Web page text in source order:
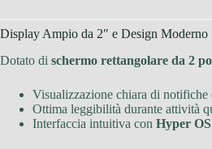
Display Ampio da 2″ e Design Moderno
Dotato di schermo rettangolare da 2
Visualizzazione chiara di notifiche
Ottima leggibilità durante attività
Interfaccia intuitiva con Hyper OS